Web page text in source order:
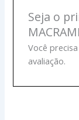
Seja o
Você
avaliação.